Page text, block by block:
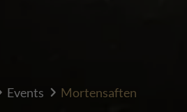
Events Mortensaften